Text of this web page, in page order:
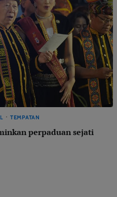
TEMPATAN
perpaduan sejati